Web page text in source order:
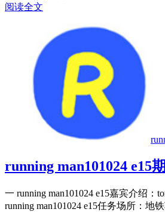
阅读全文
running man101024 e15
一 running man101024 e15嘉宾介绍：
running man101024 e15任务场所：地